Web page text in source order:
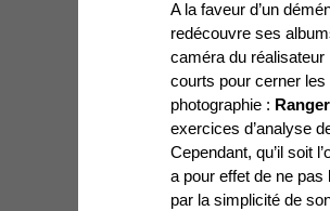
A la faveur d’un
redécouvre ses
caméra du
courts pour cerner
photographie :
exercices d’analyse
Cependant, qu’il soit
a pour effet de ne
par la simplicité de